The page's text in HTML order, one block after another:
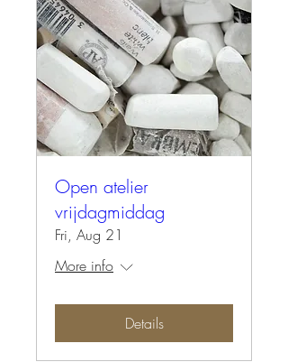
Open atelier
vrijdagmiddag
Fri, Aug 21
More info
Details